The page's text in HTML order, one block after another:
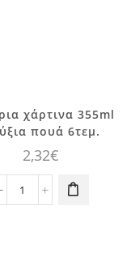
χάρτινα 355ml
πουά 6τεμ.
2,32€
Ποτήρια